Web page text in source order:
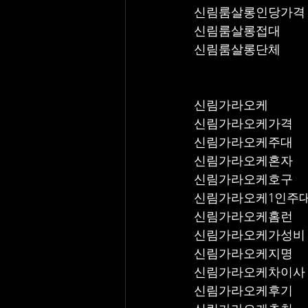
신림룸살롱인당가격
신림룸살롱접대
신림룸살롱단체
신림가라오케
신림가라오케가격
신림가라오케주대
신림가라오케혼자
신림가라오케호구
신림가라오케1인주
신림가라오케홈런
신림가라오케가성비
신림가라오케지명
신림가라오케차이사
신림가라오케후기